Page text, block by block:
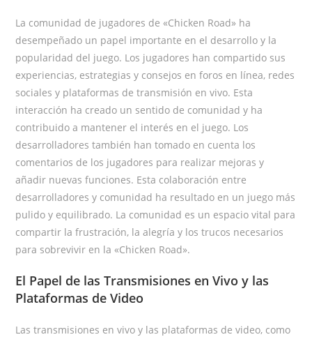
La comunidad de jugadores de «Chicken Road» ha
desempeñado un papel importante en el desarrollo y la
popularidad del juego. Los jugadores han compartido sus
experiencias, estrategias y consejos en foros en línea, redes
sociales y plataformas de transmisión en vivo. Esta
interacción ha creado un sentido de comunidad y ha
contribuido a mantener el interés en el juego. Los
desarrolladores también han tomado en cuenta los
comentarios de los jugadores para realizar mejoras y
añadir nuevas funciones. Esta colaboración entre
desarrolladores y comunidad ha resultado en un juego más
pulido y equilibrado. La comunidad es un espacio vital para
compartir la frustración, la alegría y los trucos necesarios
para sobrevivir en la «Chicken Road».
El Papel de las Transmisiones en Vivo y las
Plataformas de Video
Las transmisiones en vivo y las plataformas de video, como